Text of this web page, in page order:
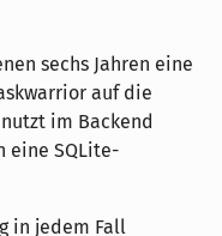
sechs Jahren eine
auf die
im Backend
eine SQLite-
in jedem Fall